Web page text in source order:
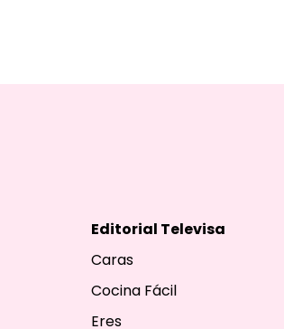
Editorial Televisa
Caras
Cocina Fácil
Eres